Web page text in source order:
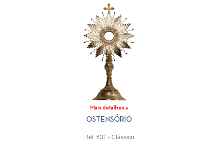
Mais detalhes »
OSTENSÓRIO
Ref. 631 - Clássico